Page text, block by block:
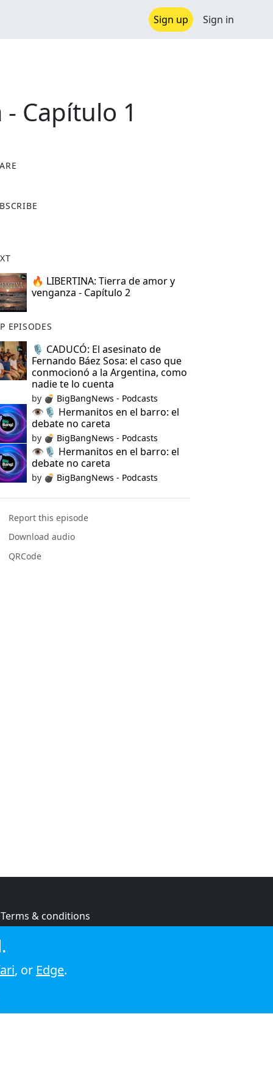
Sign up Sign in
Capítulo 1
🔥 LIBERTINA: Tierra de amor y
venganza - Capítulo 2
EPISODES
🎙️ CADUCÓ: El asesinato de
Fernando Báez Sosa: el caso que
conmocionó a la Argentina, como
nadie te lo cuenta
by 💣 BigBangNews - Podcasts
👁️🎙️ Hermanitos en el barro: el
debate no careta
by 💣 BigBangNews - Podcasts
👁️🎙️ Hermanitos en el barro: el
debate no careta
by 💣 BigBangNews - Podcasts
Report this episode
Download audio
QRCode
Terms & conditions
Cookie policy
, or Edge.